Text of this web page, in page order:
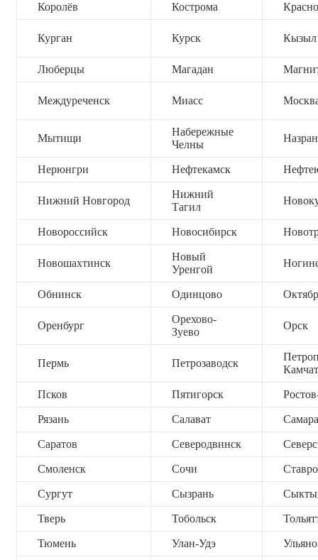
Королёв Кострома
Курган Курск Кызыл
Люберцы Магадан
Междуреченск Миасс
Мытищи
Набережные
Челны
Нерюнгри Нефтекамск
Нижний Новгород
Нижний
Тагил
Новороссийск Новосибирск
Новошахтинск
Новый
Уренгой
Обнинск Одинцово
Оренбург
Орехово-
Зуево
Орск
Пермь Петрозаводск
Псков Пятигорск
Рязань Салават Самара
Саратов Северодвинск
Смоленск Сочи
Сургут Сызрань
Тверь Тобольск
Тюмень Улан-Удэ